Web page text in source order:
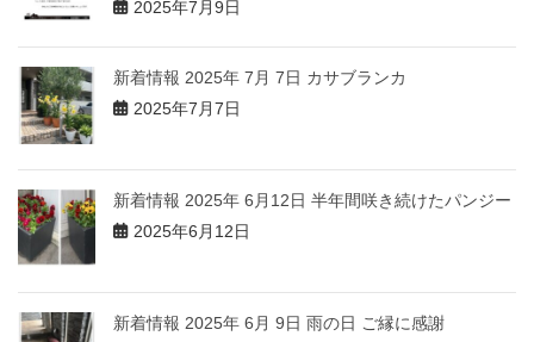
2025年7月9日
新着情報 2025年 7月 7日 カサブランカ
2025年7月7日
新着情報 2025年 6月12日 半年間咲き続けたパンジー
2025年6月12日
新着情報 2025年 6月 9日 雨の日 ご縁に感謝